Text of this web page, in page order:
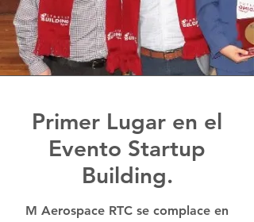
Primer Lugar en el
Evento Startup
Building.
M Aerospace RTC se complace en